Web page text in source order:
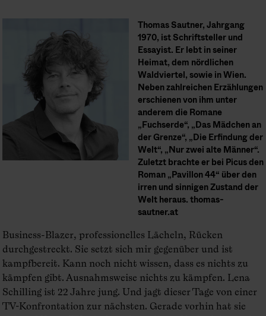
Thomas Sautner, Jahrgang
1970, ist Schriftsteller und
Essayist. Er lebt in seiner
Heimat, dem nördlichen
Waldviertel, sowie in Wien.
Neben zahlreichen Erzählungen
erschienen von ihm unter
anderem die Romane
„Fuchserde“, „Das Mädchen an
der Grenze“, „Die Erfindung der
Welt“, „Nur zwei alte Männer“.
Zuletzt brachte er bei Picus den
Roman „Pavillon 44“ über den
irren und sinnigen Zustand der
Welt heraus. thomas-
sautner.at
Business-Blazer, professionelles Lächeln, Rücken
durchgestreckt. Sie setzt sich mir gegenüber und ist
kampfbereit. Kann noch nicht wissen, dass es nichts zu
kämpfen gibt. Ausnahmsweise nichts zu kämpfen. Lena
Schilling ist 22 Jahre jung. Und jagt dieser Tage von einer
TV-Konfrontation zur nächsten. Gerade vorhin hat sie